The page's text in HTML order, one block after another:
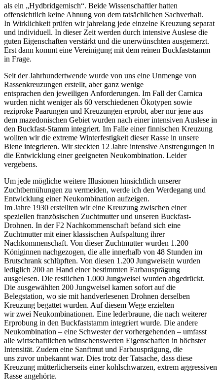
als ein „Hydbridgemisch“. Beide Wissenschaftler hatten
offensichtlich keine Ahnung von dem tatsächlichen Sachverhalt.
In Wirklichkeit prüfen wir jahrelang jede einzelne Kreuzung separat
und individuell. In dieser Zeit werden durch intensive Auslese die
guten Eigenschaften verstärkt und die unerwünschten ausgemerzt.
Erst dann kommt eine Vereinigung mit dem reinen Buckfaststamm
in Frage.
Seit der Jahrhundertwende wurde von uns eine Unmenge von
Rassenkreuzungen erstellt, aber ganz wenige
entsprachen den jeweiligen Anforderungen. Im Fall der Carnica
wurden nicht weniger als 60 verschiedenen Ökotypen sowie
reziproke Paarungen und Kreuzungen erprobt, aber nur jene aus
dem mazedonischen Gebiet wurden nach einer intensivenAuslese in
den Buckfast-Stamm integriert. Im Falle einer finnischen Kreuzung
wollten wir die extreme Winterfestigkeit dieser Rasse in unsere
Biene integrieren. Wir steckten 12 Jahre intensive Anstrengungen in
die Entwicklung einer geeigneten Neukombination. Leider
vergebens.
Um jede mögliche weitere Illusionen hinsichtlich unserer
Zuchtbemühungen zu vermeiden, werde ich den Werdegang und
Entwicklung einerNeukombination aufzeigen.
Im Jahre 1930 erstellten wir eine Kreuzung zwischen einer
speziellen französischen Zuchtmutter und unseren Buckfast-
Drohnen. In der F2 Nachkommenschaft befand sich eine
Zuchtmutter mit einer klassischen Aufspaltung ihrer
Nachkommenschaft. Von dieserZuchtmutter wurden 1.200
Königinnen nachgezogen, die alle innerhalb von 48 Stunden im
Brutschrank schlüpften. Von diesen 1.200 Jungweiseln wurden
lediglich 200 an Hand einer bestimmten Farbausprägung
ausgelesen. Die restlichen 1.000 Jungweisel wurden abgedrückt.
Die ausgewählten 200 Jungweisel kamen sofort auf die
Belegstation, wo sie mit handverlesenen Drohnen derselben
Kreuzung begattet wurden. Aufdiesem Wege erzielten
wir zwei Neukombinationen. Eine lederbraune, die nach weiterer
Erprobung in den Buckfaststamm integriert wurde. Die andere
Neukombination – eine Schwester der vorhergehenden – umfasst
alle wirtschaftlichen wünschenswerten Eigenschaften in höchster
Intensität. Zudem eine Sanftmut und Farbausprägung, die
uns zuvor unbekannt war. Dies trotz der Tatsache, dass diese
Kreuzung mütterlicherseits einer kohlschwarzen, extrem aggressiven
Rasse angehörte.